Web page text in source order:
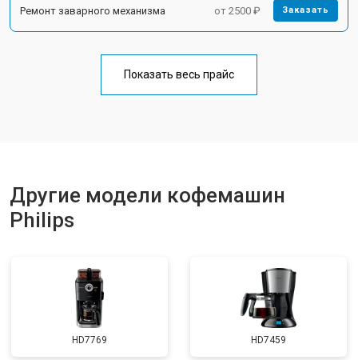
Ремонт заварного механизма от 2500 ₽ Заказать
Показать весь прайс
Другие модели кофемашин
Philips
HD7769 HD7459